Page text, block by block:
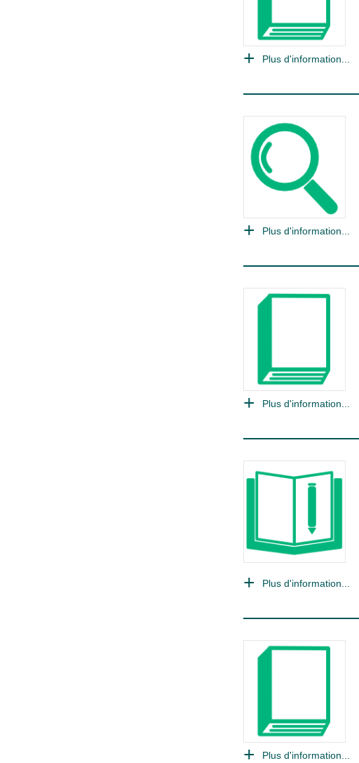
Plus d'information...
Plus d'information...
Plus d'information...
Plus d'information...
Plus d'information...